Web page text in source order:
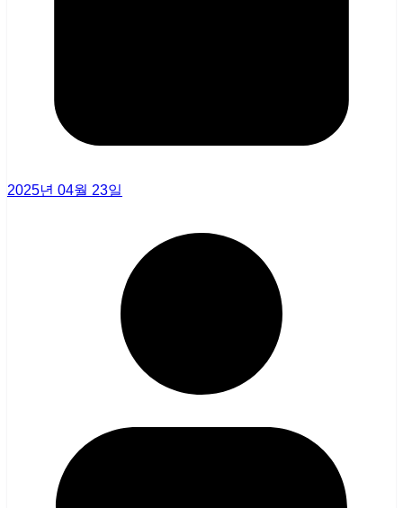
2025년 04월 23일